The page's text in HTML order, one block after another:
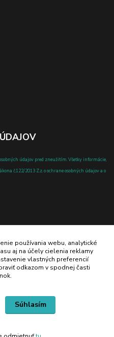
údajov pred zneužitím. Všetky informácie,
č.122/2013 Z.z. o ochrane osobných údajov a o
používania webu, analytické
aj na účely cielenia reklamy
vlastných preferencií
odkazom v spodnej časti
Súhlasím